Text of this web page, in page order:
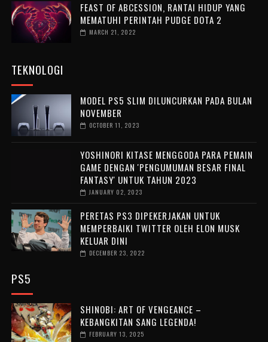
FEAST OF ABCESSION, RANTAI HIDUP YANG
MEMATUHI PERINTAH PUDGE DOTA 2
MARCH 21, 2022
TEKNOLOGI
MODEL PS5 SLIM DILUNCURKAN PADA BULAN
NOVEMBER
OCTOBER 11, 2023
YOSHINORI KITASE MENGGODA PARA PEMAIN
GAME DENGAN 'PENGUMUMAN BESAR FINAL
FANTASY' UNTUK TAHUN 2023
JANUARY 02, 2023
PERETAS PS3 DIPEKERJAKAN UNTUK
MEMPERBAIKI TWITTER OLEH ELON MUSK
KELUAR DINI
DECEMBER 23, 2022
PS5
SHINOBI: ART OF VENGEANCE –
KEBANGKITAN SANG LEGENDA!
FEBRUARY 13, 2025